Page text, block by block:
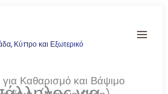
Κύπρο και Εξωτερικό
για Καθαρισμό και Βάψιμο